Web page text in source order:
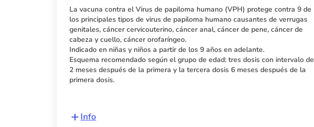
La vacuna contra el Virus de papiloma humano (VPH) protege contra 9 de
los principales tipos de virus de papiloma humano causantes de verrugas
genitales, cáncer cervicouterino, cáncer anal, cáncer de pene, cáncer de
cabeza y cuello, cáncer orofaríngeo.
Indicado en niñas y niños a partir de los 9 años en adelante.
Esquema recomendado según el grupo de edad: tres dosis con intervalo de
2 meses después de la primera y la tercera dosis 6 meses después de la
primera dosis.
+ Info